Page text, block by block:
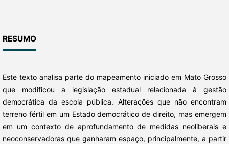
RESUMO
Este texto analisa parte do mapeamento iniciado em Mato Grosso
que modificou a legislação estadual relacionada à gestão
democrática da escola pública. Alterações que não encontram
terreno fértil em um Estado democrático de direito, mas emergem
em um contexto de aprofundamento de medidas neoliberais e
neoconservadoras que ganharam espaço, principalmente, a partir